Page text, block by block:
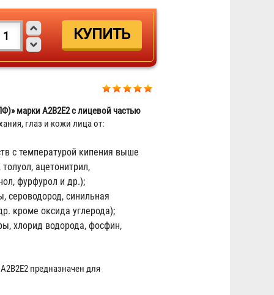
марки А2B2E2 с лицевой частью
глаз и кожи лица от:
с температурой кипения выше
ацетонитрил,
фурфурол и др.);
сероводород, синильная
кроме оксида углерода);
хлорид водорода, фосфин,
предназначен для
Противогаз фильтрующий
«Бриз-3301(ППФ)» марки A1 с
лицевой частью ШМП-1